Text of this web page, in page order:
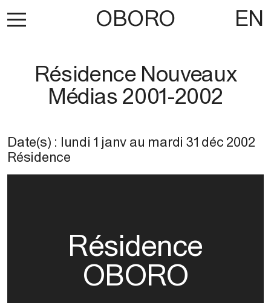
OBORO EN
Résidence Nouveaux
Médias 2001-2002
Date(s) : lundi 1 janv au mardi 31 déc 2002
Résidence
Résidence
OBORO